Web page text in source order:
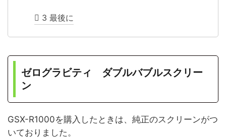
3 最後に
ゼログラビティ ダブルバブルスクリー
ン
GSX-R1000を購入したときは、純正のスクリーンがつ
いておりました。